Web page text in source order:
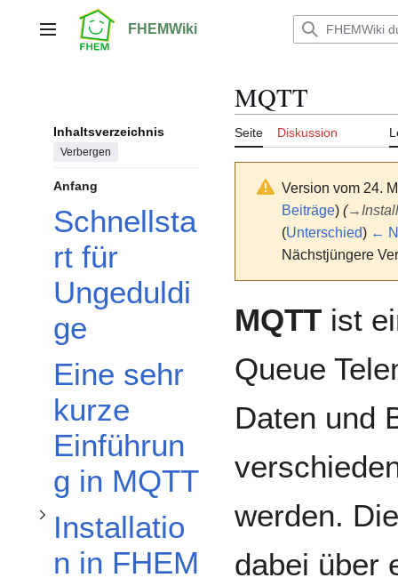
springenHauptmenü FHEMWiki
Inhaltsverzeichnis
Verbergen
Anfang
Schnellsta
rt für
Ungeduldi
ge
Eine sehr
kurze
Einführun
g in MQTT
Installatio
n in FHEM
Unterabschnitt Installation in FHEM umschaltenUnterabschnitt MQTT-Clients (Beispiele) umschalten
MQTT
Seite Diskussion
Version vom 24.
Beiträge) (→
(Unterschied) ←
Nächstjüngere
MQTT ist
Queue
Daten und
werden.
dabei über